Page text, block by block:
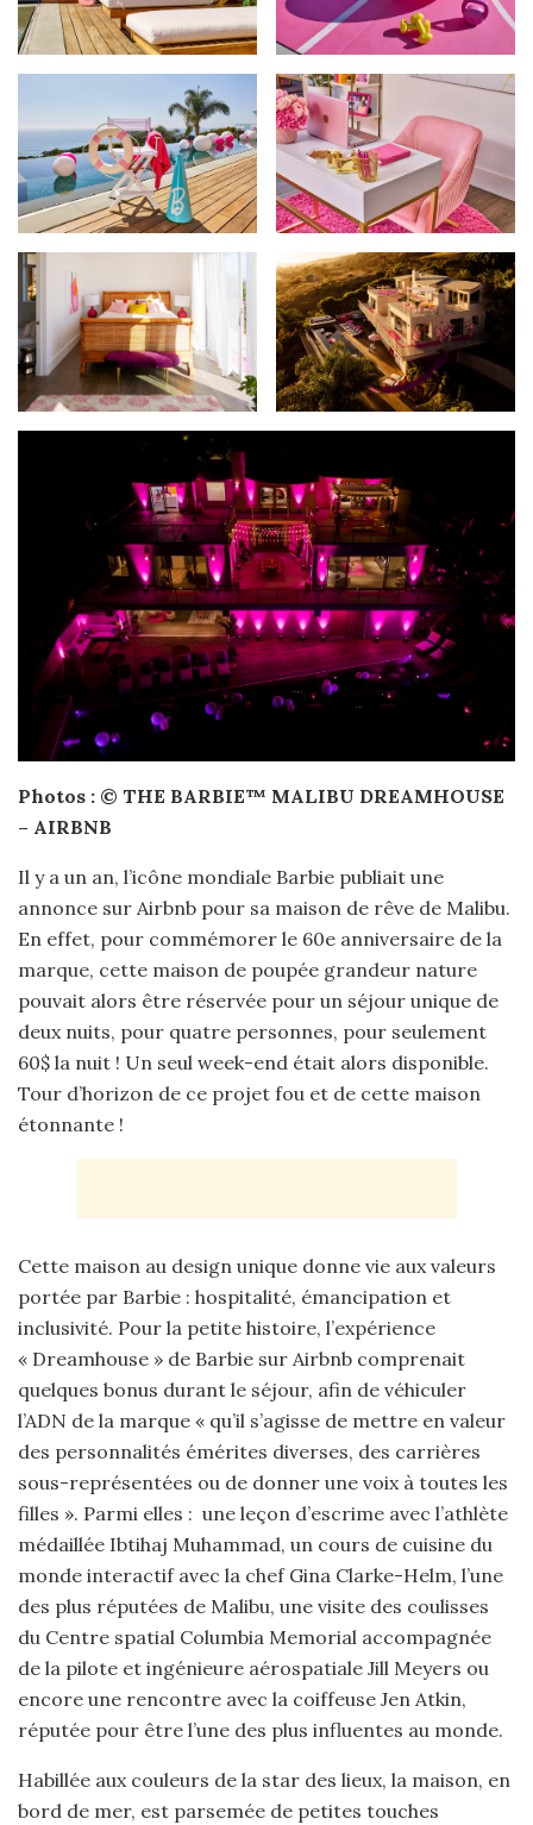
Photos : © THE BARBIE™ MALIBU DREAMHOUSE
– AIRBNB
Il y a un an, l’icône mondiale Barbie publiait une
annonce sur Airbnb pour sa maison de rêve de Malibu.
En effet, pour commémorer le 60e anniversaire de la
marque, cette maison de poupée grandeur nature
pouvait alors être réservée pour un séjour unique de
deux nuits, pour quatre personnes, pour seulement
60$ la nuit ! Un seul week-end était alors disponible.
Tour d’horizon de ce projet fou et de cette maison
étonnante !
Cette maison au design unique donne vie aux valeurs
portée par Barbie : hospitalité, émancipation et
inclusivité. Pour la petite histoire, l’expérience
« Dreamhouse » de Barbie sur Airbnb comprenait
quelques bonus durant le séjour, afin de véhiculer
l’ADN de la marque « qu’il s’agisse de mettre en valeur
des personnalités émérites diverses, des carrières
sous-représentées ou de donner une voix à toutes les
filles ». Parmi elles : une leçon d’escrime avec l’athlète
médaillée Ibtihaj Muhammad, un cours de cuisine du
monde interactif avec la chef Gina Clarke-Helm, l’une
des plus réputées de Malibu, une visite des coulisses
du Centre spatial Columbia Memorial accompagnée
de la pilote et ingénieure aérospatiale Jill Meyers ou
encore une rencontre avec la coiffeuse Jen Atkin,
réputée pour être l’une des plus influentes au monde.
Habillée aux couleurs de la star des lieux, la maison, en
bord de mer, est parsemée de petites touches